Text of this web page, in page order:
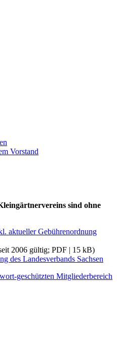
Vorstand
sind ohne
aktueller Gebührenordnung
2006 gültig; PDF | 15 kB)
des Landesverbands Sachsen
geschützten Mitgliederbereich